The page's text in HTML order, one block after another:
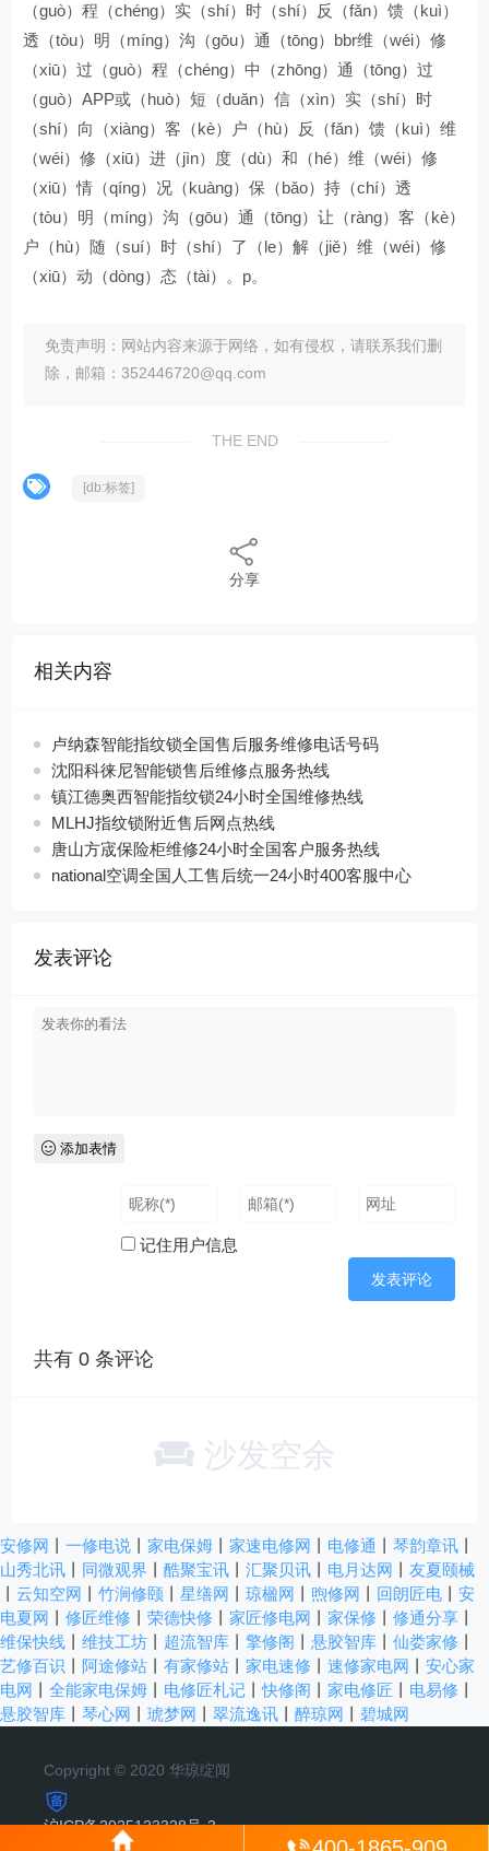
（guò）程（chéng）实（shí）时（shí）反（fǎn）馈（kuì）
透（tòu）明（míng）沟（gōu）通（tōng）bbr维（wéi）修
（xiū）过（guò）程（chéng）中（zhōng）通（tōng）过
（guò）APP或（huò）短（duǎn）信（xìn）实（shí）时
（shí）向（xiàng）客（kè）户（hù）反（fǎn）馈（kuì）维
（wéi）修（xiū）进（jìn）度（dù）和（hé）维（wéi）修
（xiū）情（qíng）况（kuàng）保（bǎo）持（chí）透
（tòu）明（míng）沟（gōu）通（tōng）让（ràng）客（kè）
户（hù）随（suí）时（shí）了（le）解（jiě）维（wéi）修
（xiū）动（dòng）态（tài）。p。
免责声明：网站内容来源于网络，如有侵权，请联系我们删
除，邮箱：352446720@qq.com
THE END
[db:标签]
分享
相关内容
卢纳森智能指纹锁全国售后服务维修电话号码
沈阳科徕尼智能锁售后维修点服务热线
镇江德奥西智能指纹锁24小时全国维修热线
MLHJ指纹锁附近售后网点热线
唐山方宬保险柜维修24小时全国客户服务热线
national空调全国人工售后统一24小时400客服中心
发表评论
添加表情
记住用户信息
共有0 条评论
沙发空余
安修网 一修电说 家电保姆 家速电修网 电修通 琴韵章讯
山秀北讯
同微观界 酷聚宝讯 汇聚贝讯 电月达网
友夏颐械
云知空网 竹涧修颐 星缮网 琼楹网 煦修网 回朗匠电
安
电夏网
修匠维修 荣德快修 家匠修电网 家保修 修通分享
维保快线
维技工坊 超流智库 擎修阁 悬胶智库 仙娄家修
艺修百识
阿途修站 有家修站 家电速修 速修家电网
安心家
电网
全能家电保姆 电修匠札记 丨快修阁 家电修匠 电易修
悬胶智库
琴心网 琥梦网 翠流逸讯 醉琼网 碧城网
Copyright © 2020 华琼绽闻
沪ICP备2025123328号-3